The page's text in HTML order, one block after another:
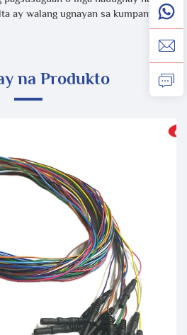
ay walang ugnayan sa kumpanya.
na Produkto